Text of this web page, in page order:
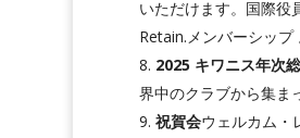
いただけます。国際役
Retain.メンバーシッ
2025 キワニス年次
界中のクラブから集ま
祝賀会ウェルカム・